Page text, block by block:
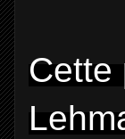
Cette